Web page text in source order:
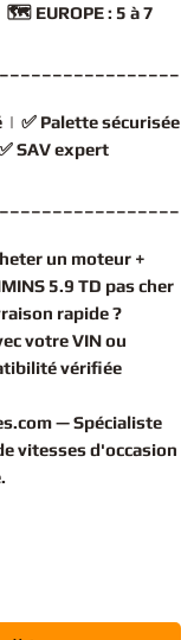
| 🗺️ EUROPE : 5 à 7
| ✅ Palette sécurisée
SAV expert
un moteur +
5.9 TD pas cher
rapide ?
votre VIN ou
vérifiée
— Spécialiste
vitesses d'occasion